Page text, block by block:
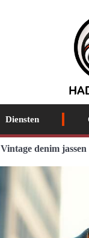
Diensten
Vintage denim